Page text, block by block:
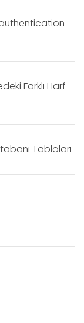
Farklı Harf
Tabloları